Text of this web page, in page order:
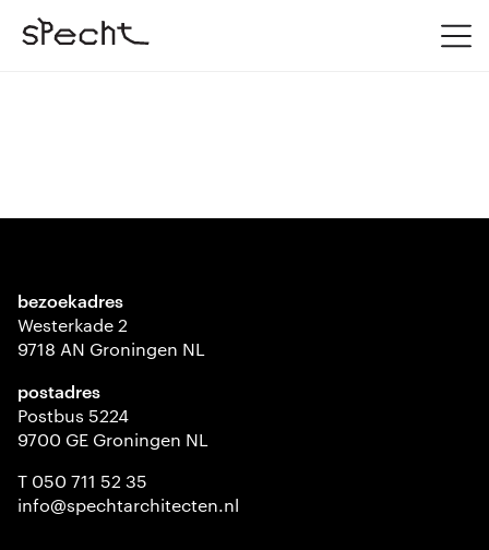
bezoekadres
Westerkade 2
9718 AN Groningen NL
postadres
Postbus 5224
9700 GE Groningen NL
T 050 711 52 35
info@spechtarchitecten.nl